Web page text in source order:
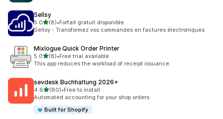
Sellsy
5.0เต็ม 5 ดาว
(8)
ทั้งหมด 8 รีวิว
•Forfait gratuit disponible
Sellsy - Transformez vos commandes en factures électroniques
Mixlogue Quick Order Printer
5.0เต็ม 5 ดาว
(8)
ทั้งหมด 8 รีวิว
•Free trial available
This app reduces the workload of receipt issuance.
sevdesk Buchhaltung 2026+
4.6เต็ม 5 ดาว
(80)
ทั้งหมด 80 รีวิว
•Free to install
Automated accounting for your shop orders
Built for Shopify